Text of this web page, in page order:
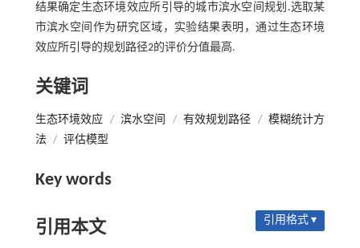
结果确定生态环境效应所引导的城市滨水空间规划.选取某
市滨水空间作为研究区域，实验结果表明，通过生态环境
效应所引导的规划路径2的评价分值最高.
关键词
生态环境效应 / 滨水空间 / 有效规划路径 / 模糊统计方
法 / 评估模型
Key words
引用本文 引用格式 ▾